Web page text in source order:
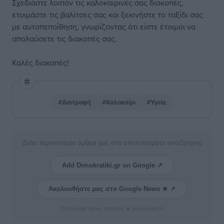
Σχεδιάστε λοιπόν τις καλοκαιρινές σας διακοπές,
ετοιμάστε τις βαλίτσες σας και ξεκινήστε το ταξίδι σας
με αυτοπεποίθηση, γνωρίζοντας ότι είστε έτοιμοι να
απολαύσετε τις διακοπές σας.
Καλές διακοπές!
#Διατροφή #Καλοκαίρι #Υγεία
Δείτε περισσότερα άρθρα μας στα αποτελέσματα αναζήτησης
Add Dimokratiki.gr on Google ↗
Ακολουθήστε μας στο Google News ★ ↗